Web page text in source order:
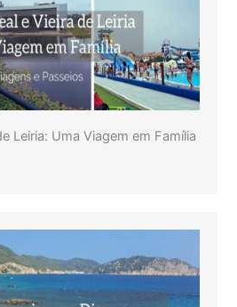
Leiria: Uma Viagem em Família